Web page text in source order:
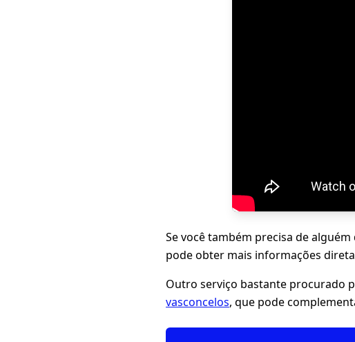
Se você também precisa de
pode obter mais informações
Outro serviço bastante procurado
vasconcelos, que pode